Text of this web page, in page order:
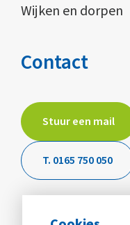
Wijken en dorpen
Contact
Stuur een mail
T. 0165 750 050